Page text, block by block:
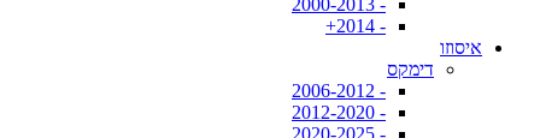
- 2000-2013
- 2014+
איסוזו
דימקס
- 2006-2012
- 2012-2020
- 2020-2025